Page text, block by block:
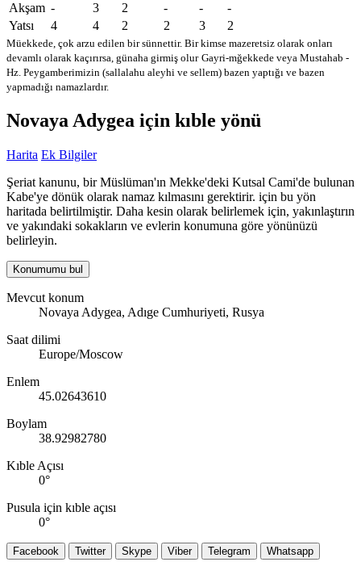
Akşam - 3 2 - -
-
Yatsı
4 4 2 2 3 2
Müekkede, çok arzu edilen bir sünnettir. Bir kimse mazeretsiz olarak onları
devamlı olarak kaçırırsa, günaha girmiş olur Gayri-mğekkede veya Mustahab -
Hz. Peygamberimizin (sallalahu aleyhi ve sellem) bazen yaptığı ve bazen
yapmadığı namazlardır.
Novaya Adygea için kıble yönü
Harita Ek Bilgiler
Şeriat kanunu, bir Müslüman'ın Mekke'deki Kutsal Cami'de bulunan
Kabe'ye dönük olarak namaz kılmasını gerektirir. için bu yön
haritada belirtilmiştir. Daha kesin olarak belirlemek için, yakınlaştırın
ve yakındaki sokakların ve evlerin konumuna göre yönünüzü
belirleyin.
Konumumu bul
Mevcut konum
Novaya Adygea, Adıge Cumhuriyeti, Rusya
Saat dilimi
Europe/Moscow
Enlem
45.02643610
Boylam
38.92982780
Kıble Açısı
0°
Pusula için kıble açısı
0°
Facebook Twitter Skype Viber Telegram Whatsapp